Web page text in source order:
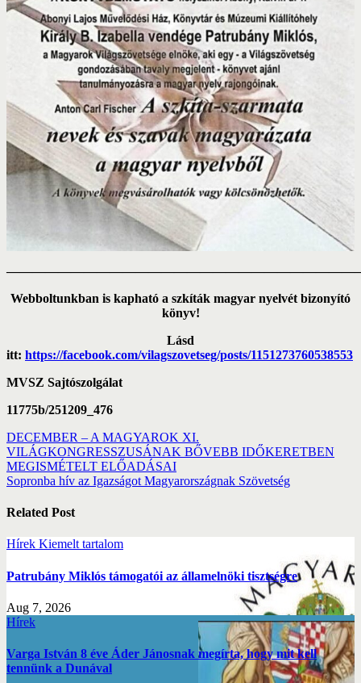
Webboltunkban is kapható a szkíták magyar nyelvét bizonyító
könyv!
Lásd
itt: https://facebook.com/vilagszovetseg/posts/1151273760538553
MVSZ Sajtószolgálat
11775b/251209_476
Post
navigation
DECEMBER – A MAGYAROK XI.
VILÁGKONGRESSZUSÁNAK BŐVEBB IDŐKERETBEN
MEGISMÉTELT ELŐADÁSAI
Sopronba hív az Igazságot Magyarországnak Szövetség
Related Post
Hírek Kiemelt tartalom
Patrubány Miklós támogatói az államelnöki tisztségre
Aug 7, 2026
Hírek
Varga István 8 éve Áder Jánosnak megírta, hogy mit kell
tennünk a Dunával